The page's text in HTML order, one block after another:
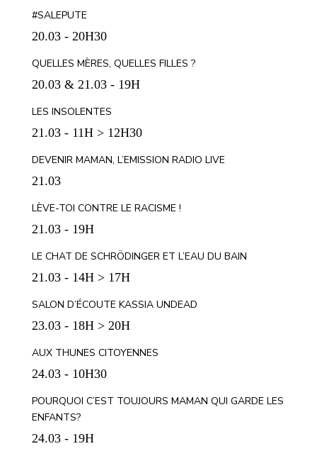
#SALEPUTE
20.03 - 20H30
QUELLES MÈRES, QUELLES FILLES ?
20.03 & 21.03 - 19H
LES INSOLENTES
21.03 - 11H > 12H30
DEVENIR MAMAN, L’EMISSION RADIO LIVE
21.03
LÈVE-TOI CONTRE LE RACISME !
21.03 - 19H
LE CHAT DE SCHRÖDINGER ET L’EAU DU BAIN
21.03 - 14H > 17H
SALON D’ÉCOUTE KASSIA UNDEAD
23.03 - 18H > 20H
AUX THUNES CITOYENNES
24.03 - 10H30
POURQUOI C’EST TOUJOURS MAMAN QUI GARDE LES
ENFANTS?
24.03 - 19H